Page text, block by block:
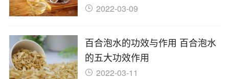
2022-03-09
百合泡水的功效与作用 百合泡水
的五大功效作用
2022-03-11